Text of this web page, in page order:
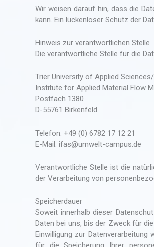
Wir weisen darauf hin, dass die
kann. Ein lückenloser Schutz der
Hinweis zur verantwortlichen Stelle
Die verantwortliche Stelle für die
Trier University of Applied
Institute for Applied Material Flow
Postfach 1380
D-55761 Birkenfeld
Telefon: +49 (0) 6782 17 12 21
E-Mail: ifas@umwelt-campus.de
Verantwortliche Stelle ist die
der Verarbeitung von
Speicherdauer
Soweit innerhalb dieser
Daten bei uns, bis der Zweck für
Einwilligung zur